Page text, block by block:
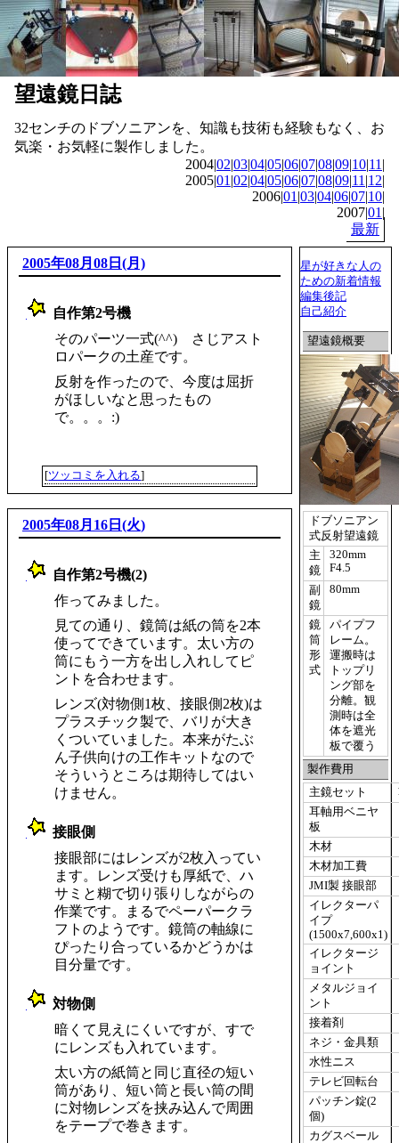
望遠鏡日誌
32センチのドブソニアンを、知識も技術も経験もなく、お
気楽・お気軽に製作しました。
2004|02|03|04|05|06|07|08|09|10|11 |
2005|01 |02|04|05|06|07|08|09|11 |12|
2006|01 |03|04|06|07|10|
2007|01 |
最新
2005年08月08日(月)
自作第2号機
そのパーツ一式(^^) さじアスト
ロパークの土産です。
反射を作ったので、今度は屈折
がほしいなと思ったもの
で。。。:)
[ツッコミを入れる]
2005年08月16日(火)
自作第2号機(2)
作ってみました。
見ての通り、鏡筒は紙の筒を2本
使ってできています。太い方の
筒にもう一方を出し入れしてピ
ントを合わせます。
レンズ(対物側1枚、接眼側2枚)は
プラスチック製で、バリが大き
くついていました。本来がたぶ
ん子供向けの工作キットなので
そういうところは期待してはい
けません。
接眼側
接眼部にはレンズが2枚入ってい
ます。レンズ受けも厚紙で、ハ
サミと糊で切り張りしながらの
作業です。まるでペーパークラ
フトのようです。鏡筒の軸線に
ぴったり合っているかどうかは
目分量です。
対物側
暗くて見えにくいですが、すで
にレンズも入れています。
太い方の紙筒と同じ直径の短い
筒があり、短い筒と長い筒の間
に対物レンズを挟み込んで周囲
をテープで巻きます。
星が好きな人の
ための新着情報
編集後記
自己紹介
望遠鏡概要
ドブソニアン
式反射望遠鏡
主
鏡
320mm
F4.5
副
鏡
80mm
鏡
筒
形
式
パイプフ
レーム。
運搬時は
トップリ
ング部を
分離。観
測時は全
体を遮光
板で覆う
製作費用
主鏡セット
耳軸用ベニヤ
板
木材
木材加工費
JMI製 接眼部
イレクターパ
イプ
(1500x7,600x1)
イレクタージ
ョイント
メタルジョイ
ント
接着剤
ネジ・金具類
水性ニス
テレビ回転台
パッチン錠(2
個)
カグスベール